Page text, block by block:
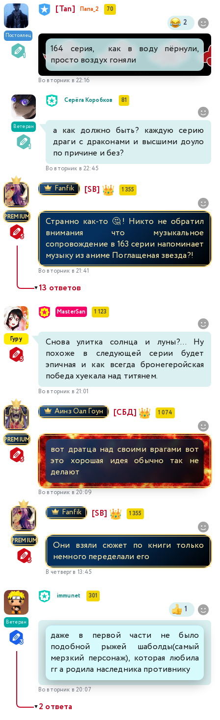
Постоялец
[Tan] Папа_2 70
2
164 серия, как в воду пёрнули,
просто воздух гоняли
Во вторник в 22:16
Ветеран
Серёга Коробков 81
а как должно быть? каждую серию
драги с драконами и высшими доуло
по причине и без?
Во вторник в 22:45
PREMIUM
Fanfik [SB] 1 355
Странно как-то 🤔! Никто не обратил
внимания что музыкальное
сопровождение в 163 серии напоминает
музыку из аниме Поглащеная звезда?!
Во вторник в 21:41
▼13 ответов
Гуру
MasterSan 1 123
Снова улитка солнца и луны?... Ну
похоже в следующей серии будет
эпичная и как всегда бронегеройская
победа хуекала над титянем.
Во вторник в 21:01
PREMIUM
Аинз Оал Гоун [СБД] 1 074
вот дратца над своими врагами вот
это хорошая идея обычно так не
делают
Во вторник в 20:09
PREMIUM
Fanfik [SB] 1 355
Они взяли сюжет по книги только
немного переделали его
В четверг в 13:45
Ветеран
immunet 301
1
даже в первой части не было
подобной рыжей шаболды(самый
мерзкий персонаж), которая любила
гг а родила наследника противнику
Во вторник в 20:07
▼2 ответа